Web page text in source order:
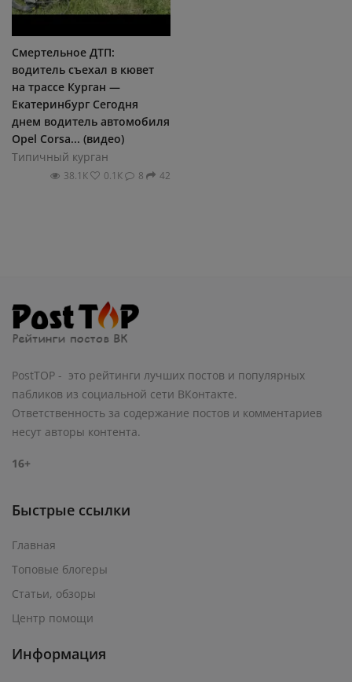
Смертельное ДТП:
водитель съехал в кювет
на трассе Курган —
Екатеринбург Сегодня
днем водитель автомобиля
Opel Corsa... (видео)
Типичный курган
38.1К 0.1К 8 42
PostTOP - это рейтинги лучших постов и популярных
пабликов из социальной сети ВКонтакте.
Ответственность за содержание постов и комментариев
несут авторы контента.
16+
Быстрые ссылки
Главная
Топовые блогеры
Статьи, обзоры
Центр помощи
Информация